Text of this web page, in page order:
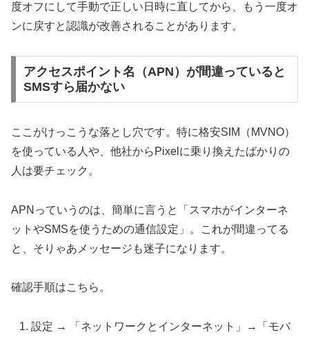
度オフにして手動で正しい日時に直してから、もう一度オ
ンに戻すと認識が改善されることがあります。
アクセスポイント名（APN）が間違っていると
SMSすら届かない
ここがけっこうな落とし穴です。特に格安SIM（MVNO）
を使っている人や、他社からPixelに乗り換えたばかりの
人は要チェック。
APNっていうのは、簡単に言うと「スマホがインターネ
ットやSMSを使うための通信設定」。これが間違ってる
と、そりゃあメッセージも迷子になります。
確認手順はこちら。
設定 → 「ネットワークとインターネット」→「モバ